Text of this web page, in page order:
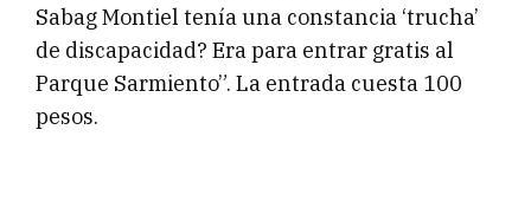
Sabag Montiel tenía una constancia ‘trucha’
de discapacidad? Era para entrar gratis al
Parque Sarmiento”. La entrada cuesta 100
pesos.